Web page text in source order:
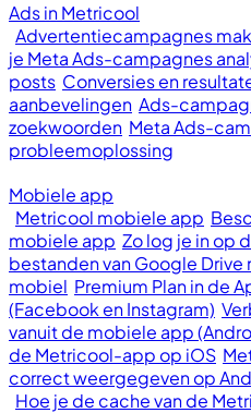
Ads in Metricool
Advertentiecampagnes
je Meta Ads-campagnes
posts Conversies en
aanbevelingen Ads-
zoekwoorden Meta Ads-
probleemoplossing
Mobiele app
Metricool mobiele app
mobiele app Zo log je in op
bestanden van Google
mobiel Premium Plan in de
(Facebook en Instagram)
vanuit de mobiele app
de Metricool-app op iOS
correct weergegeven op
Hoe je de cache van de